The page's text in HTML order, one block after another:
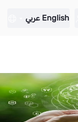
English عربي